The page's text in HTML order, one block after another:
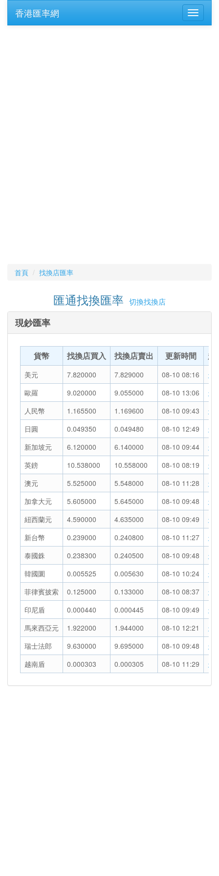
香港匯率網
首頁 找換店匯率
匯通找換匯率 切換找換店
現鈔匯率
貨幣 找換店買入 找換店賣出 更新時間 趨
美元 7.820000 7.829000 08-10 08:16
走
歐羅
9.020000 9.055000 08-10 13:06
走
人民幣
1.165500 1.169600 08-10 09:43
走
日圓
0.049350 0.049480 08-10 12:49
走
新加坡元
6.120000 6.140000 08-10 09:44
走
英鎊
10.538000 10.558000 08-10 08:19
走
澳元
5.525000 5.548000 08-10 11:28
走
加拿大元
5.605000 5.645000 08-10 09:48
走
紐西蘭元
4.590000 4.635000 08-10 09:49
走
新台幣
0.239000 0.240800 08-10 11:27
走
泰國銖
0.238300 0.240500 08-10 09:48
走
韓國圜
0.005525 0.005630 08-10 10:24
走
菲律賓披索
0.125000 0.133000 08-10 08:37
走
印尼盾
0.000440 0.000445 08-10 09:49
走
馬來西亞元
1.922000 1.944000 08-10 12:21
走
瑞士法郎
9.630000 9.695000 08-10 09:48
走
越南盾
0.000303 0.000305 08-10 11:29 走